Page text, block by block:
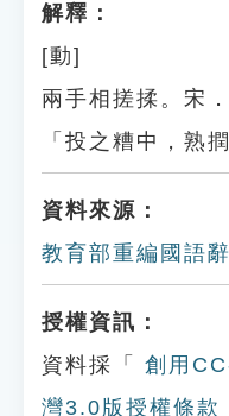
解釋：
[動]
兩手相搓揉。宋
「投之糟中，熟
資料來源：
教育部重編國語
授權資訊：
資料採「
創用
灣3.0版授權條款